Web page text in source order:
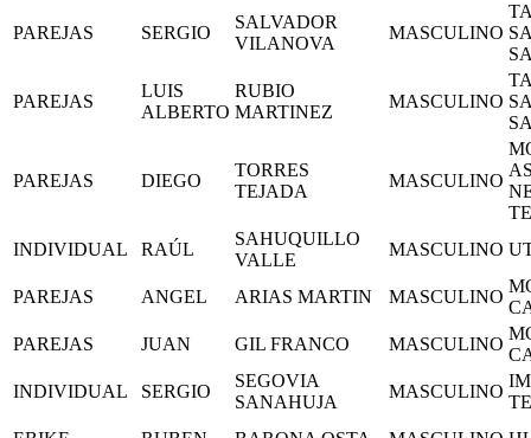
PAREJAS SERGIO
SALVADOR
VILANOVA
MASCULINO
PAREJAS
LUIS
ALBERTO
RUBIO
MARTINEZ
MASCULINO
PAREJAS DIEGO
TORRES
TEJADA
MASCULINO
INDIVIDUAL
RAÚL
SAHUQUILLO
VALLE
MASCULINO
PAREJAS ANGEL ARIAS MARTIN MASCULINO
PAREJAS
JUAN GIL FRANCO MASCULINO
INDIVIDUAL
SERGIO
SEGOVIA
SANAHUJA
MASCULINO